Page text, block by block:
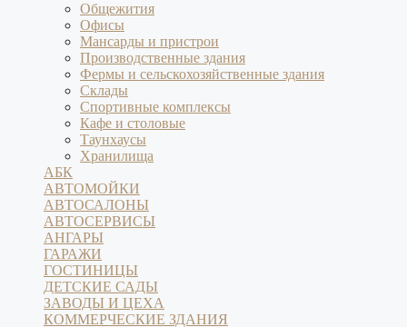
Общежития
Офисы
Мансарды и пристрои
Производственные здания
Фермы и сельскохозяйственные здания
Склады
Спортивные комплексы
Кафе и столовые
Таунхаусы
Хранилища
АБК
АВТОМОЙКИ
АВТОСАЛОНЫ
АВТОСЕРВИСЫ
АНГАРЫ
ГАРАЖИ
ГОСТИНИЦЫ
ДЕТСКИЕ САДЫ
ЗАВОДЫ И ЦЕХА
КОММЕРЧЕСКИЕ ЗДАНИЯ